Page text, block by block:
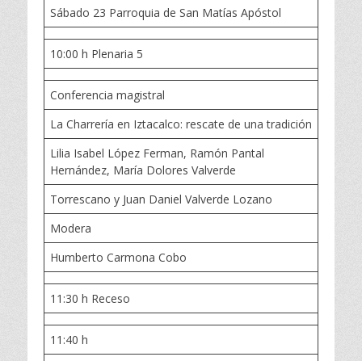
Sábado 23 Parroquia de San Matías Apóstol
10:00 h Plenaria 5
Conferencia magistral
La Charrería en Iztacalco: rescate de una tradición
Lilia Isabel López Ferman, Ramón Pantal
Hernández, María Dolores Valverde
Torrescano y Juan Daniel Valverde Lozano
Modera
Humberto Carmona Cobo
11:30 h Receso
11:40 h